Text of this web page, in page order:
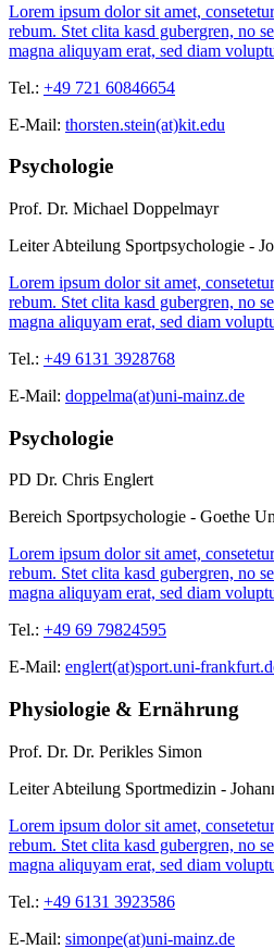
Lorem ipsum dolor sit amet,
rebum. Stet clita kasd gubergren, no
magna aliquyam erat, sed diam
Tel.: +49 721 60846654
E-Mail: thorsten.stein(at)kit.edu
Psychologie
Prof. Dr. Michael Doppelmayr
Leiter Abteilung Sportpsychologie -
Lorem ipsum dolor sit amet,
rebum. Stet clita kasd gubergren, no
magna aliquyam erat, sed diam
Tel.: +49 6131 3928768
E-Mail: doppelma(at)uni-mainz.de
Psychologie
PD Dr. Chris Englert
Bereich Sportpsychologie - Goethe
Lorem ipsum dolor sit amet,
rebum. Stet clita kasd gubergren, no
magna aliquyam erat, sed diam
Tel.: +49 69 79824595
E-Mail: englert(at)sport.uni-
Physiologie & Ernährung
Prof. Dr. Dr. Perikles Simon
Leiter Abteilung Sportmedizin -
Lorem ipsum dolor sit amet,
rebum. Stet clita kasd gubergren, no
magna aliquyam erat, sed diam
Tel.: +49 6131 3923586
E-Mail: simonpe(at)uni-mainz.de